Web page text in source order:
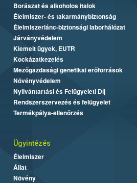
Borászat és alkoholos italok
Élelmiszer- és takarmánybiztonság
Élelmiszerlánc-biztonsági laborhálózat
Járványvédelem
Kiemelt ügyek, EUTR
Kockázatkezelés
Mezőgazdasági genetikai erőforrások
Növényvédelem
Nyilvántartási és Felügyeleti Díj
Rendszerszervezés és felügyelet
Termékpálya-ellenőrzés
Ügyintézés
Élelmiszer
Állat
Növény